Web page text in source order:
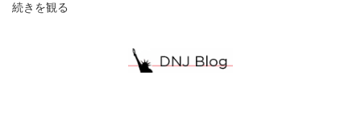
続きを観る